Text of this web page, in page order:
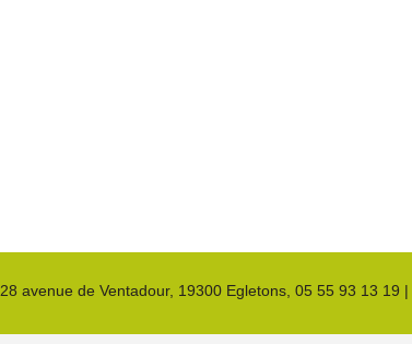
28 avenue de Ventadour, 19300 Egletons, 05 55 93 13 19 |